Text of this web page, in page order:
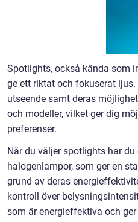
Spotlights, också kända som
ge ett riktat och fokuserat
utseende samt deras
och modeller, vilket ger dig
preferenser.
När du väljer spotlights har
halogenlampor, som ger en
grund av deras
kontroll över
som är energieffektiva och